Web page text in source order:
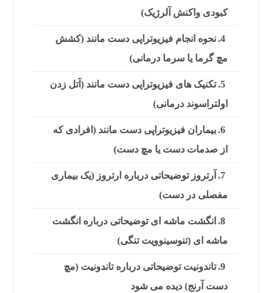
کبودی واکنش آلرژیک)
نحوه انجام فیزیوتراپی دست مانند (کشش
مچ گرما یا سرما درمانی)
تکنیک های فیزیوتراپی دست مانند (آتل زدن
اولتراسوند درمانی)
بیماران فیزیوتراپی دست مانند (افرادی که
از صدمات دست یا مچ دست)
آرتروز توضیحاتی درباره ارتروز (یک بیماری
مفصلی در دست)
انگشت ماشه ای توضیحاتی درباره انگشت
ماشه ای (تنوسینوویت تنگی)
تاندونیت توضیحاتی درباره تاندونیت (مچ
دست آرنج) دیده می شود